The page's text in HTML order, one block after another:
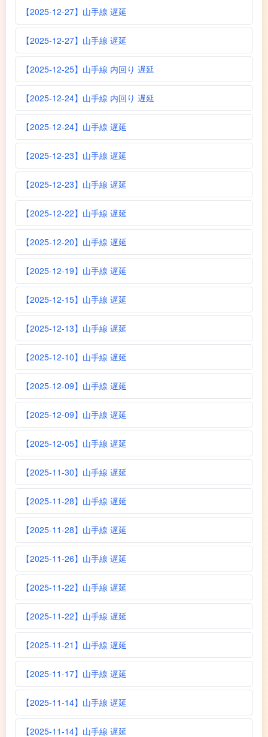
【2025-12-27】山手線 遅延
【2025-12-27】山手線 遅延
【2025-12-25】山手線 内回り 遅延
【2025-12-24】山手線 内回り 遅延
【2025-12-24】山手線 遅延
【2025-12-23】山手線 遅延
【2025-12-23】山手線 遅延
【2025-12-22】山手線 遅延
【2025-12-20】山手線 遅延
【2025-12-19】山手線 遅延
【2025-12-15】山手線 遅延
【2025-12-13】山手線 遅延
【2025-12-10】山手線 遅延
【2025-12-09】山手線 遅延
【2025-12-09】山手線 遅延
【2025-12-05】山手線 遅延
【2025-11-30】山手線 遅延
【2025-11-28】山手線 遅延
【2025-11-28】山手線 遅延
【2025-11-26】山手線 遅延
【2025-11-22】山手線 遅延
【2025-11-22】山手線 遅延
【2025-11-21】山手線 遅延
【2025-11-17】山手線 遅延
【2025-11-14】山手線 遅延
【2025-11-14】山手線 遅延